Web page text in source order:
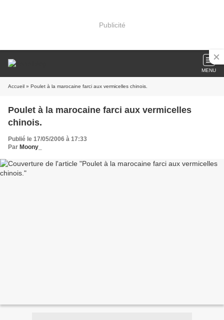
Publicité
MENU
Accueil » Poulet à la marocaine farci aux vermicelles chinois.
Poulet à la marocaine farci aux vermicelles
chinois.
Publié le 17/05/2006 à 17:33
Par Moony_